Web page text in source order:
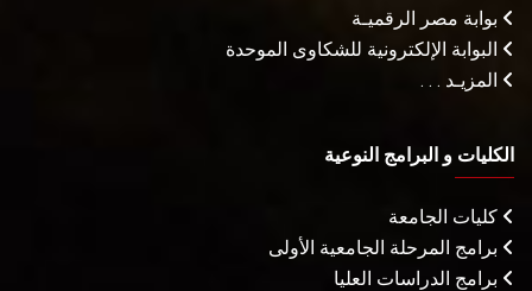
بوابة مصر الرقميـة
البوابة الإلكترونية للشكاوى الموحدة
المزيـد . . .
الكليات و البرامج النوعية
كليات الجامعة
برامج المرحلة الجامعية الأولى
برامج الدراسات العليا